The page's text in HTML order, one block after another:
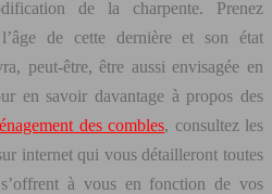
de la charpente. Prenez
de cette dernière et son état
peut-être, être aussi envisagée en
en savoir davantage à propos des
des combles, consultez les
internet qui vous détailleront toutes
à vous en fonction de vos